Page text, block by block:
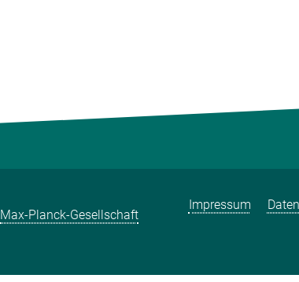
Max-Planck-Gesellschaft
Impressum